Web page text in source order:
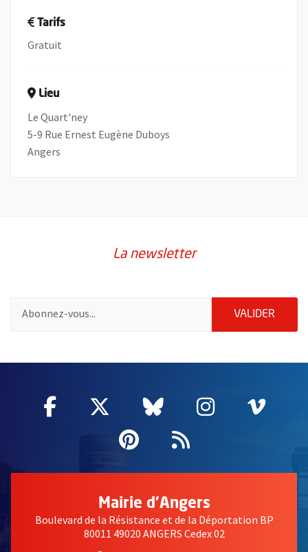
Tarifs
Gratuit
Lieu
Le Quart'ney
5-9 Rue Ernest Eugène Duboys
Angers
La newsletter
VALIDER
Facebook
, Ouvre une nouvelle fenêtre
Twitter
, Ouvre une nouvelle
Bluesky
, Ouvre une
Instagram
, Ouvre
,
Pinterest
, Ouvre une
Flux RSS
Mairie d'Angers
Boulevard de la Résistance et de la Déportation BP
80011 49020 ANGERS Cedex 02